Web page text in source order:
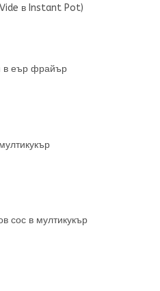
в Instant Pot)
в еър фрайър
сос в мултикукър